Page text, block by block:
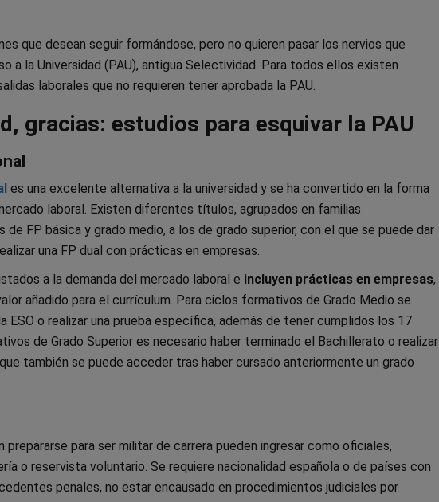
que desean seguir formándose, pero no quieren pasar los nervios que
a la Universidad (PAU), antigua Selectividad. Para todos ellos existen
laborales que no requieren tener aprobada la PAU.
gracias: estudios para esquivar la PAU
es una excelente alternativa a la universidad y se ha convertido en la forma
laboral. Existen diferentes títulos, agrupados en familias
FP básica y grado medio, a los de grado superior, con el que se puede dar
una FP dual con prácticas en empresas.
a la demanda del mercado laboral e incluyen prácticas en empresas,
añadido para el currículum. Para ciclos formativos de Grado Medio se
ESO o realizar una prueba específica, además de tener cumplidos los 17
de Grado Superior es necesario haber terminado el Bachillerato o realizar
también se puede acceder tras haber cursado anteriormente un grado
prepararse para ser militar de carrera pueden ingresar como oficiales,
o reservista voluntario. Se requiere nacionalidad española o de países con
penales, no estar encausado en procedimientos judiciales por